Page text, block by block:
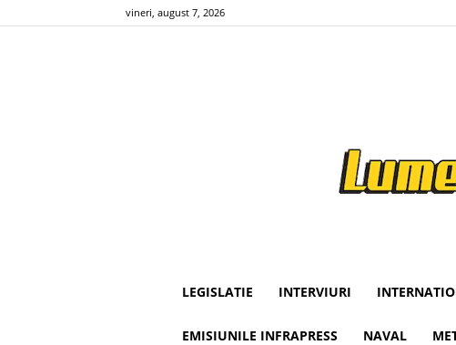
vineri, august 7, 2026
LEGISLATIE INTERVIURI
EMISIUNILE INFRAPRESS NAVAL